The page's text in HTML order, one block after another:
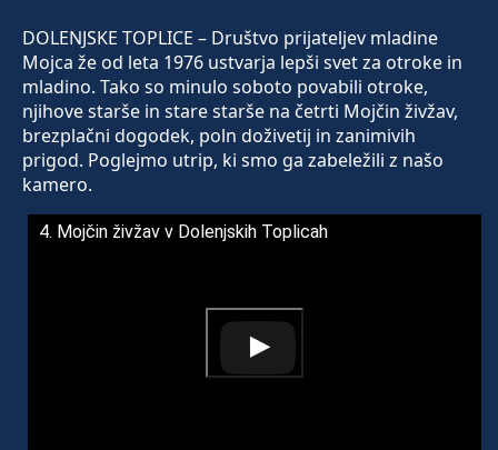
DOLENJSKE TOPLICE – Društvo prijateljev mladine
Mojca že od leta 1976 ustvarja lepši svet za otroke in
mladino. Tako so minulo soboto povabili otroke,
njihove starše in stare starše na četrti Mojčin živžav,
brezplačni dogodek, poln doživetij in zanimivih
prigod. Poglejmo utrip, ki smo ga zabeležili z našo
kamero.
4. Mojčin živžav v Dolenjskih Toplicah